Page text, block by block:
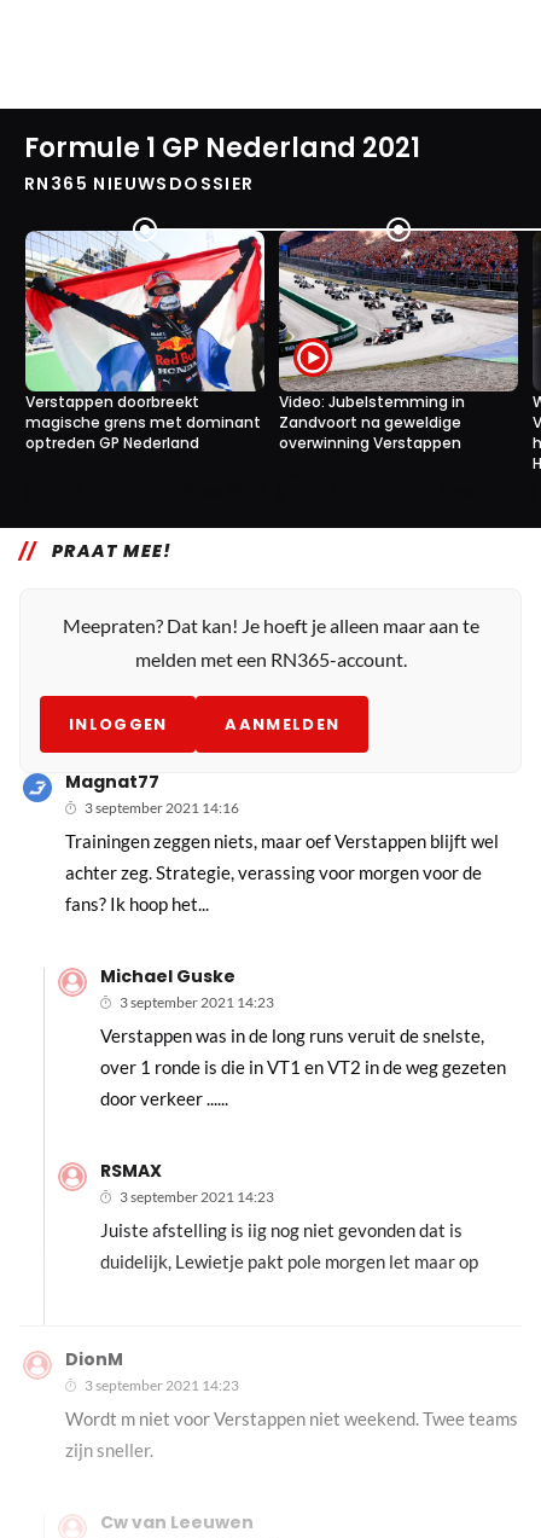
Formule 1 GP Nederland 2021
RN365 NIEUWSDOSSIER
Verstappen doorbreekt
magische grens met dominant
optreden GP Nederland
Video: Jubelstemming in
Zandvoort na geweldige
overwinning Verstappen
PRAAT MEE!
Meepraten? Dat kan! Je hoeft je alleen maar aan te
melden met een RN365-account.
INLOGGEN AANMELDEN
Magnat77
3 september 2021 14:16
Trainingen zeggen niets, maar oef Verstappen blijft wel
achter zeg. Strategie, verassing voor morgen voor de
fans? Ik hoop het...
Michael Guske
3 september 2021 14:23
Verstappen was in de long runs veruit de snelste,
over 1 ronde is die in VT1 en VT2 in de weg gezeten
door verkeer ......
RSMAX
3 september 2021 14:23
Juiste afstelling is iig nog niet gevonden dat is
duidelijk, Lewietje pakt pole morgen let maar op
DionM
3 september 2021 14:23
Wordt m niet voor Verstappen niet weekend. Twee teams
zijn sneller.
Cw van Leeuwen